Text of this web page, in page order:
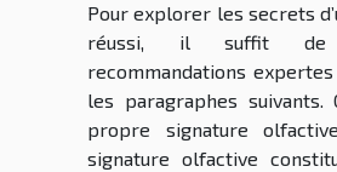
Pour explorer les secrets
réussi, il suffit de
recommandations
les paragraphes suivants.
propre signature
signature olfactive